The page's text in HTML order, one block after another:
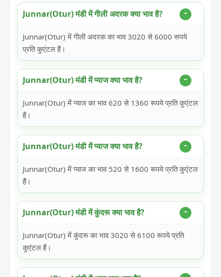
Junnar(Otur) मंडी में गीली अदरक क्या भाव है?
Junnar(Otur) में गीली अदरक का भाव 3020 से 6000 रूपये
प्रति कुएंटल हैं।
Junnar(Otur) मंडी में प्याज क्या भाव है?
Junnar(Otur) में प्याज का भाव 620 से 1360 रूपये प्रति कुएंटल
हैं।
Junnar(Otur) मंडी में प्याज क्या भाव है?
Junnar(Otur) में प्याज का भाव 520 से 1600 रूपये प्रति कुएंटल
हैं।
Junnar(Otur) मंडी में कुंदरू क्या भाव है?
Junnar(Otur) में कुंदरू का भाव 3020 से 6100 रूपये प्रति
कुएंटल हैं।